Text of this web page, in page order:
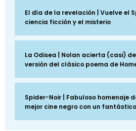
El día de la revelación | Vuelve el
ciencia ficción y el misterio
La Odisea | Nolan acierta (casi)
versión del clásico poema de
Spider-Noir | Fabuloso homenaje
mejor cine negro con un